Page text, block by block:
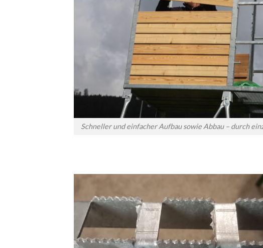
Schneller und einfacher Aufbau sowie Abbau – durch